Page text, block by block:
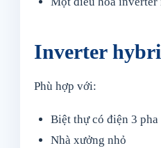
Inverter
Phù hợp với:
Biệt thự có điện 3 pha
Nhà xưởng nhỏ